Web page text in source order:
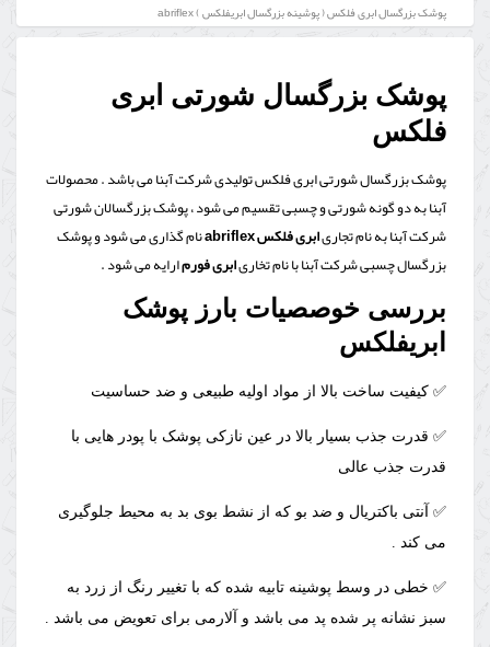
پوشک بزرگسال ابری فلکس ( پوشینه بزرگسال ابریفلکس ) abriflex
پوشک بزرگسال شورتی ابری
فلکس
پوشک بزرگسال شورتی ابری فلکس تولیدی شرکت آبنا می باشد . محصولات
آبنا به دو گونه شورتی و چسبی تقسیم می شود ، پوشک بزرگسالان شورتی
شرکت آبنا به نام تجاریابری فلکس abriflex
نام گذاری می شود و پوشک
بزرگسال چسبی شرکت آبنا با نام تخاریابری فورمارایه می شود .
بررسی خوصصیات بارز پوشک
ابریفلکس
✅ کیفیت ساخت بالا از مواد اولیه طبیعی و ضد حساسیت
✅ قدرت جذب بسیار بالا در عین نازکی پوشک با پودر هایی با
قدرت جذب عالی
✅ آنتی باکتریال و ضد بو که از نشط بوی بد به محیط جلوگیری
می کند .
✅ خطی در وسط پوشینه تابیه شده که با تغییر رنگ از زرد به
سبز نشانه پر شده پد می باشد و آلارمی برای تعویض می باشد .